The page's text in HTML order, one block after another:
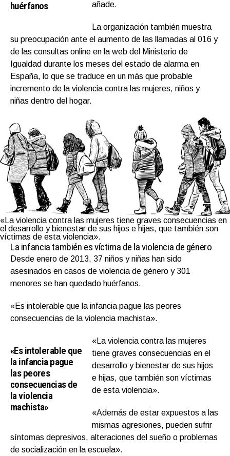
huérfanos
añade.
La organización también muestra
su preocupación ante el aumento de las llamadas al 016 y
de las consultas online en la web del Ministerio de
Igualdad durante los meses del estado de alarma en
España, lo que se traduce en un más que probable
incremento de la violencia contra las mujeres, niños y
niñas dentro del hogar.
«La violencia contra las mujeres tiene graves consecuencias en
el desarrollo y bienestar de sus hijos e hijas, que también son
víctimas de esta violencia».
La infancia también es víctima de la violencia de género
Desde enero de 2013, 37 niños y niñas han sido
asesinados en casos de violencia de género y 301
menores se han quedado huérfanos.
«Es intolerable que la infancia pague las peores
consecuencias de la violencia machista».
«Es intolerable que
la infancia pague
las peores
consecuencias de
la violencia
machista»
«La violencia contra las mujeres
tiene graves consecuencias en el
desarrollo y bienestar de sus hijos
e hijas, que también son víctimas
de esta violencia».
«Además de estar expuestos a las
mismas agresiones, pueden sufrir
síntomas depresivos, alteraciones del sueño o problemas
de socialización en la escuela».